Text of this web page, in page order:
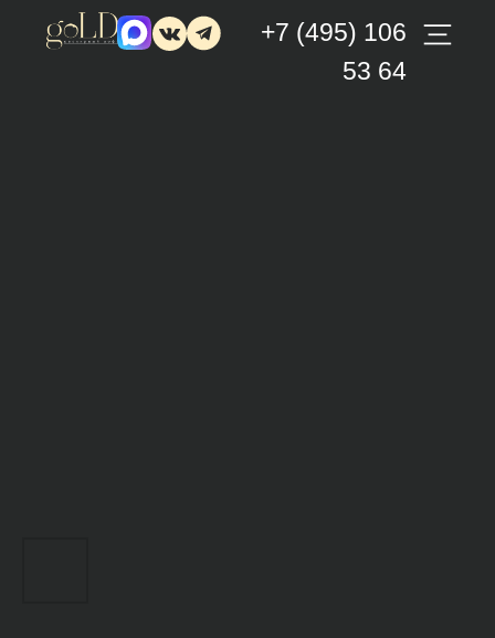
+7 (495) 106
53 64